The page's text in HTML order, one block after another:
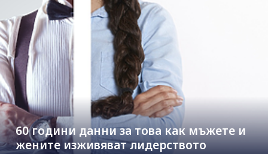
60 години данни за това как мъжете и
жените изживяват лидерството